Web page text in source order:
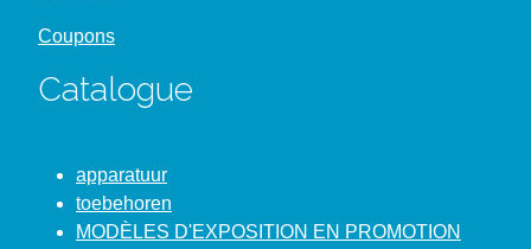
Coupons
Catalogue
apparatuur
toebehoren
MODÈLES D'EXPOSITION EN PROMOTION